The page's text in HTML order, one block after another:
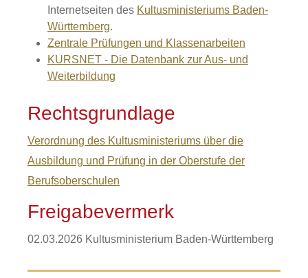
Internetseiten des Kultusministeriums Baden-
Württemberg.
Zentrale Prüfungen und Klassenarbeiten
KURSNET - Die Datenbank zur Aus- und
Weiterbildung
Rechtsgrundlage
Verordnung des Kultusministeriums über die
Ausbildung und Prüfung in der Oberstufe der
Berufsoberschulen
Freigabevermerk
02.03.2026 Kultusministerium Baden-Württemberg